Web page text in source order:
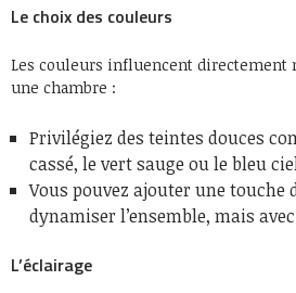
Le choix des couleurs
Les couleurs influencent directement
une chambre :
Privilégiez des teintes douces
cassé, le vert sauge ou le bleu
Vous pouvez ajouter une touche
dynamiser l’ensemble, mais
L’éclairage